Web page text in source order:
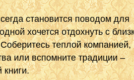
становится поводом для
хочется отдохнуть с
теплой компанией,
или вспомните традиции –
книги.